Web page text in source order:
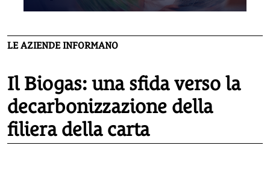
LE AZIENDE INFORMANO
Il Biogas: una sfida verso la
decarbonizzazione della
filiera della carta